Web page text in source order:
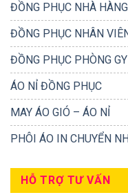
ĐỒNG PHỤC NHÀ HÀNG
ĐỒNG PHỤC NHÂN
ĐỒNG PHỤC PHÒNG
ÁO NỈ ĐỒNG PHỤC
MAY ÁO GIÓ – ÁO NỈ
PHÔI ÁO IN CHUYỂN
HỖ TRỢ TƯ VẤN